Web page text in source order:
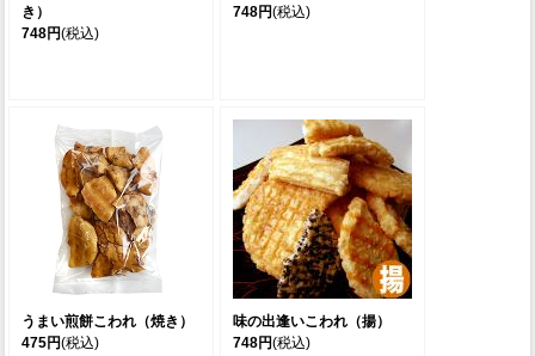
き）
748円(税込)
748円(税込)
うまい煎餅こわれ（焼き）
475円(税込)
味の出逢いこわれ（揚）
748円(税込)